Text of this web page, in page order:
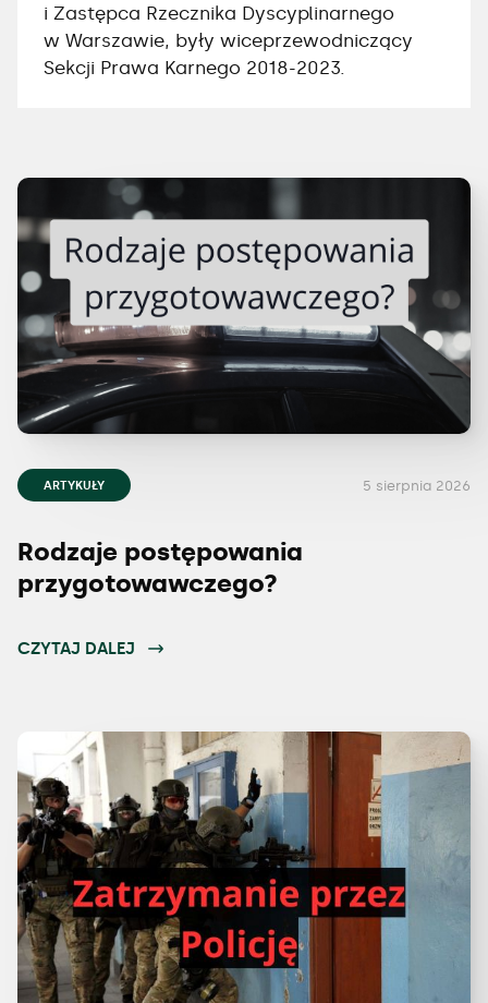
i Zastępca Rzecznika Dyscyplinarnego
w Warszawie, były wiceprzewodniczący
Sekcji Prawa Karnego 2018-2023.
ARTYKUŁY 5 sierpnia 2026
Rodzaje postępowania
przygotowawczego?
CZYTAJ DALEJ